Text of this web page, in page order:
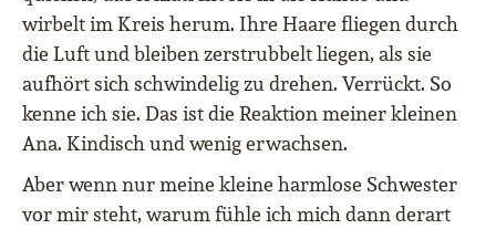
wirbelt im Kreis herum. Ihre Haare fliegen durch
die Luft und bleiben zerstrubbelt liegen, als sie
aufhört sich schwindelig zu drehen. Verrückt. So
kenne ich sie. Das ist die Reaktion meiner kleinen
Ana. Kindisch und wenig erwachsen.
Aber wenn nur meine kleine harmlose Schwester
vor mir steht, warum fühle ich mich dann derart